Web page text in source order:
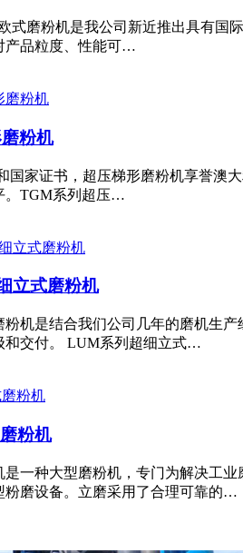
式磨粉机是我公司新近推出具有国
产品粒度、性能可…
粉机
国家证书，超压梯形磨粉机享誉澳
。TGM系列超压…
立式磨粉机
粉机是结合我们公司几年的磨机生
和交付。 LUM系列超细立式…
粉机
是一种大型磨粉机，专门为解决工
粉磨设备。立磨采用了合理可靠的…